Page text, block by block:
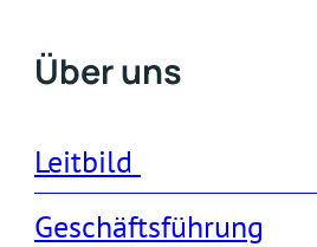
Über uns
Leitbild
Geschäftsführung